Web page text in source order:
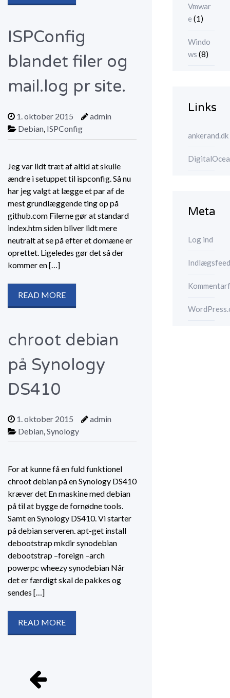
ISPConfig
blandet filer og
mail.log pr site.
1. oktober 2015
admin
Debian, ISPConfig
Jeg var lidt træt af altid at skulle
ændre i setuppet til ispconfig. Så nu
har jeg valgt at lægge et par af de
mest grundlæggende ting op på
github.com Filerne gør at standard
index.htm siden bliver lidt mere
neutralt at se på efter et domæne er
oprettet. Ligeledes gør det så der
kommer en […]
READ MORE
chroot debian
på Synology
DS410
1. oktober 2015
admin
Debian,Synology
For at kunne få en fuld funktionel
chroot debian på en Synology DS410
kræver det En maskine med debian
på til at bygge de fornødne tools.
Samt en Synology DS410. Vi starter
på debian serveren. apt-get install
debootstrap mkdir synodebian
debootstrap –foreign –arch
powerpc wheezy synodebian Når
det er færdigt skal de pakkes og
sendes […]
READ MORE
Vmwar
e (1)
Windo
ws (8)
Links
ankerand.dk
Meta
Log ind
Indlægsfeed